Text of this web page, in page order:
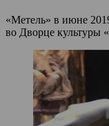
«Метель» в июне
во Дворце культуры